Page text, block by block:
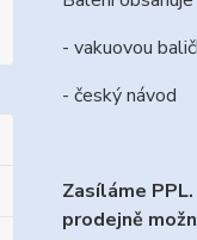
- vakuovou
- český návod
Zasíláme
prodejně